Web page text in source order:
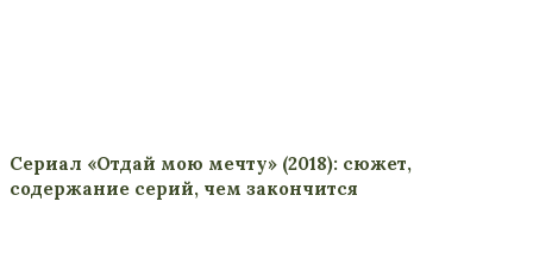
Сериал «Отдай мою мечту» (2018): сюжет,
содержание серий, чем закончится